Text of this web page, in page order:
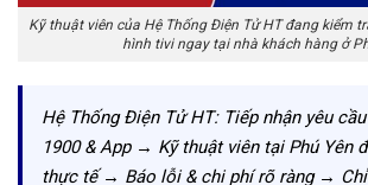
Kỹ thuật viên của Hệ Thống Điện Tử HT đang kiểm
hình tivi ngay tại nhà khách hàng ở
Hệ Thống Điện Tử HT: Tiếp nhận yêu
1900 & App → Kỹ thuật viên tại Phú Yên
thực tế → Báo lỗi & chi phí rõ ràng →